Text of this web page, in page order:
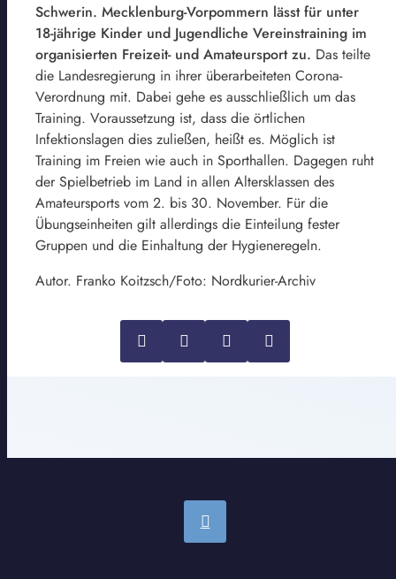
Schwerin. Mecklenburg-Vorpommern lässt für unter
18-jährige Kinder und Jugendliche Vereinstraining im
organisierten Freizeit- und Amateursport zu. Das teilte
die Landesregierung in ihrer überarbeiteten Corona-
Verordnung mit. Dabei gehe es ausschließlich um das
Training. Voraussetzung ist, dass die örtlichen
Infektionslagen dies zuließen, heißt es. Möglich ist
Training im Freien wie auch in Sporthallen. Dagegen ruht
der Spielbetrieb im Land in allen Altersklassen des
Amateursports vom 2. bis 30. November. Für die
Übungseinheiten gilt allerdings die Einteilung fester
Gruppen und die Einhaltung der Hygieneregeln.
Autor. Franko Koitzsch/Foto: Nordkurier-Archiv